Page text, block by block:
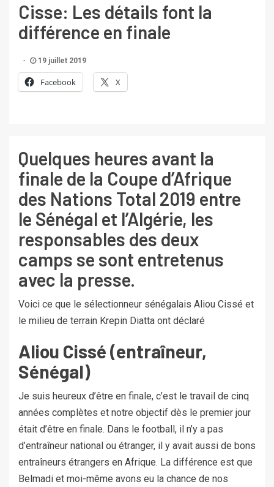
Cisse: Les détails font la
différence en finale
19 juillet 2019
Facebook X
Quelques heures avant la
finale de la Coupe d’Afrique
des Nations Total 2019 entre
le Sénégal et l’Algérie, les
responsables des deux
camps se sont entretenus
avec la presse.
Voici ce que le sélectionneur sénégalais Aliou Cissé et
le milieu de terrain Krepin Diatta ont déclaré
Aliou Cissé (entraîneur,
Sénégal)
Je suis heureux d’être en finale, c’est le travail de cinq
années complètes et notre objectif dès le premier jour
était d’être en finale. Dans le football, il n’y a pas
d’entraîneur national ou étranger, il y avait aussi de bons
entraîneurs étrangers en Afrique. La différence est que
Belmadi et moi-même avons eu la chance de nos